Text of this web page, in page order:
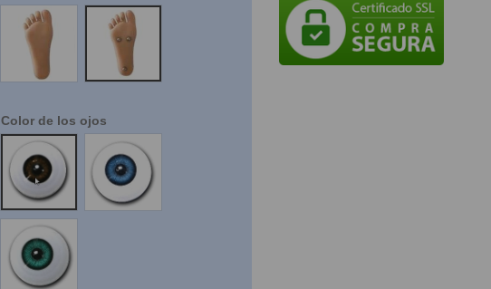
NO
SI
Color de los ojos
Marrones
Azules
Verdes